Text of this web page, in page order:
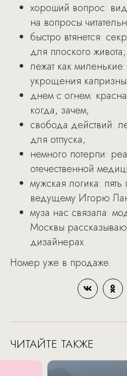
хороший вопрос:
на вопросы
быстро втянется:
для плоского живота;
лежат как
укрощения
днем с огнем:
когда, зачем;
свобода действий:
для отпуска;
немного потерпи:
отечественной
мужская логика:
ведущему Игорю
муза нас связала:
Москвы
дизайнерах.
Номер уже в продаже.
ЧИТАЙТЕ ТАКЖЕ